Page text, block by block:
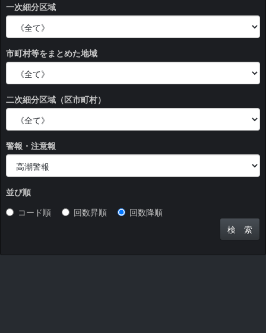
一次細分区域
市町村等をまとめた地域
二次細分区域（区市町村）
警報・注意報
並び順
コード順
回数昇順 回数降順